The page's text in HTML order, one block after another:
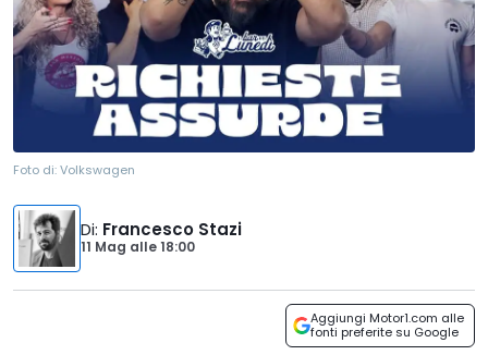
Foto di:Volkswagen
Di: Francesco Stazi
11 Mag alle18:00
Aggiungi Motor1.com alle
fonti preferite su Google